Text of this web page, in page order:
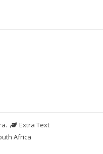
.
Extra Text
Africa